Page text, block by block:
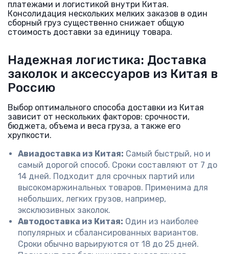
платежами и логистикой внутри Китая.
Консолидация нескольких мелких заказов в один
сборный груз существенно снижает общую
стоимость доставки за единицу товара.
Надежная логистика: Доставка
заколок и аксессуаров из Китая в
Россию
Выбор оптимального способа доставки из Китая
зависит от нескольких факторов: срочности,
бюджета, объема и веса груза, а также его
хрупкости.
Авиадоставка из Китая: Самый быстрый, но и
самый дорогой способ. Сроки составляют от 7 до
14 дней. Подходит для срочных партий или
высокомаржинальных товаров. Применима для
небольших, легких грузов, например,
эксклюзивных заколок.
Автодоставка из Китая: Один из наиболее
популярных и сбалансированных вариантов.
Сроки обычно варьируются от 18 до 25 дней.